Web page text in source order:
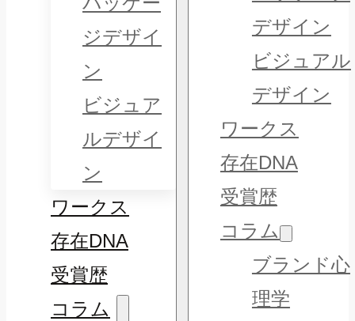
ジデザイ
ン
ビジュア
ルデザイ
ン
ワークス
存在DNA
受賞歴
コラム
デザイン
ビジュアル
デザイン
ワークス
存在DNA
受賞歴
コラム
ブランド心
理学